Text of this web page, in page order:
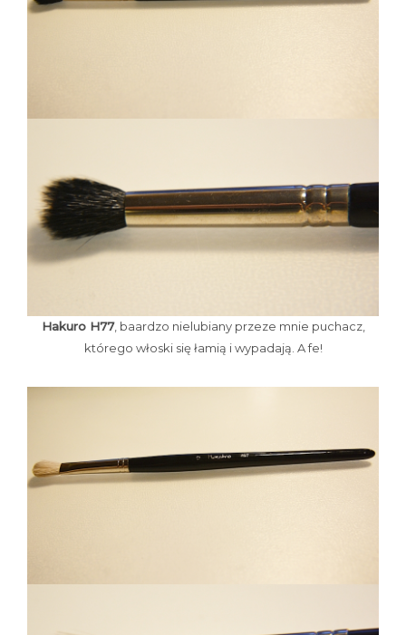
Hakuro H77, baardzo nielubiany przeze mnie puchacz,
którego włoski się łamią i wypadają. A fe!